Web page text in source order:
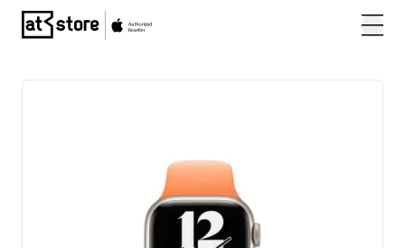
Posjetite početnu stranicu AT Store